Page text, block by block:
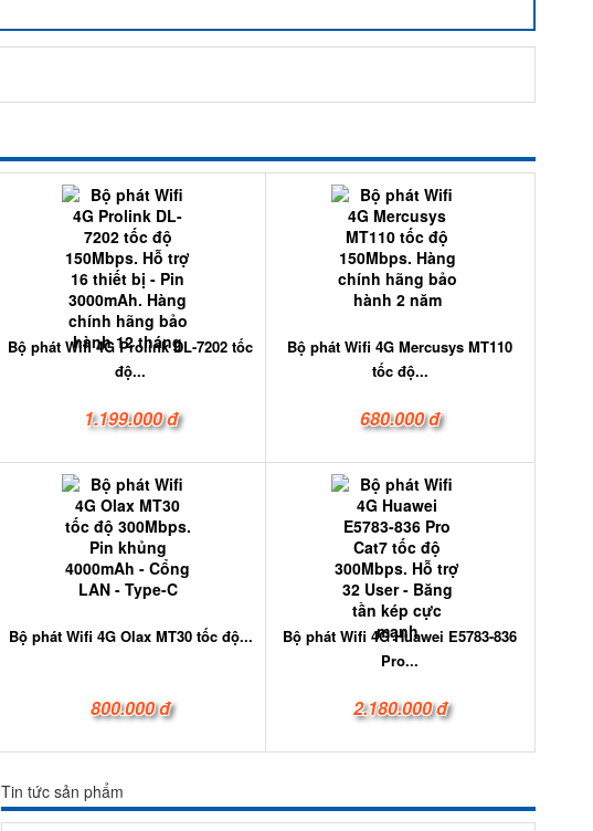
Bộ phát Wifi 4G Prolink DL-7202 tốc
độ...
1.199.000 đ
Bộ phát Wifi 4G Mercusys MT110
tốc độ...
680.000 đ
Bộ phát Wifi 4G Olax MT30 tốc độ...
800.000 đ
Bộ phát Wifi 4G Huawei E5783-836
Pro...
2.180.000 đ
Tin tức sản phẩm